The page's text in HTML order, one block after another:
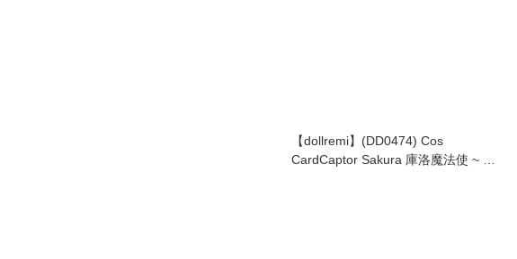
【dollremi】(DD0474) Cos
CardCaptor Sakura 庫洛魔法使 ~ 木